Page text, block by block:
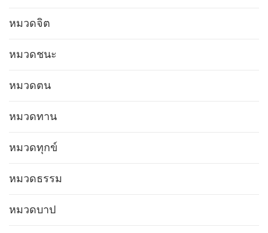
หมวดจิต
หมวดชนะ
หมวดตน
หมวดทาน
หมวดทุกข์
หมวดธรรม
หมวดบาป